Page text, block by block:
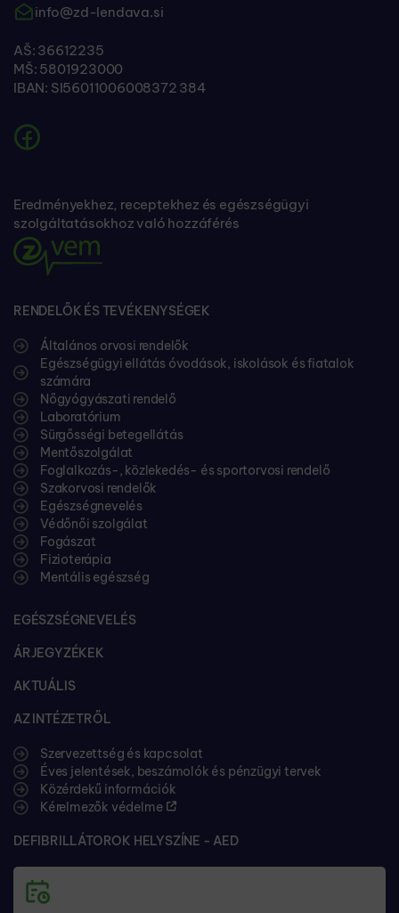
info@zd-lendava.si
AŠ: 36612235
MŠ: 5801923000
IBAN: SI56011006008372 384
Eredményekhez, receptekhez és egészségügyi
szolgáltatásokhoz való hozzáférés
RENDELŐK ÉS TEVÉKENYSÉGEK
Általános orvosi rendelők
Egészségügyi ellátás óvodások, iskolások és fiatalok
számára
Nőgyógyászati rendelő
Laboratórium
Sürgősségi betegellátás
Mentőszolgálat
Foglalkozás-, közlekedés- és sportorvosi rendelő
Szakorvosi rendelők
Egészségnevelés
Védőnői szolgálat
Fogászat
Fizioterápia
Mentális egészség
EGÉSZSÉGNEVELÉS
ÁRJEGYZÉKEK
AKTUÁLIS
AZ INTÉZETRŐL
Szervezettség és kapcsolat
Éves jelentések, beszámolók és pénzügyi tervek
Közérdekű információk
Kérelmezők védelme
DEFIBRILLÁTOROK HELYSZÍNE - AED